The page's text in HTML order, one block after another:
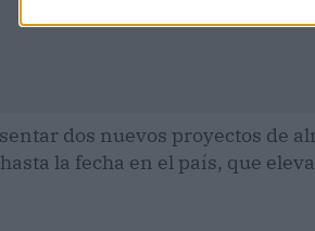
dos nuevos proyectos de
la fecha en el país, que